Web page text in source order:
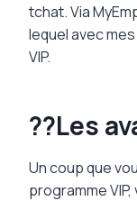
tchat. Via
lequel avec
VIP.
??Les
Un coup que
programme